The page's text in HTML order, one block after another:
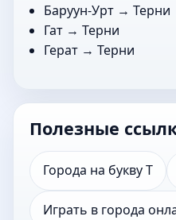
Баруун-Урт → Терни
Гат → Терни
Герат → Терни
Полезные
Города на букву Т
Играть в города